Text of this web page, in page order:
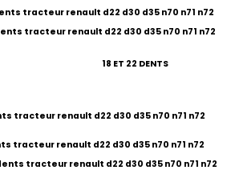
18 ET 22 DENTS